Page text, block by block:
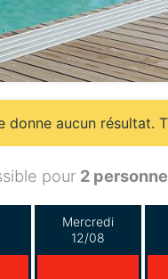
donne aucun résultat.
pour 2
Mercredi
12/08